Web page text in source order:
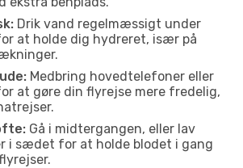
Drik vand regelmæssigt under
at holde dig hydreret, især på
Medbring hovedtelefoner eller
at gøre din flyrejse mere fredelig,
Gå i midtergangen, eller lav
i sædet for at holde blodet i gang